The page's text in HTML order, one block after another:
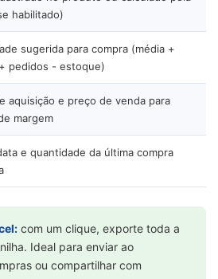
habilitado)
sugerida para compra (média +
pedidos - estoque)
aquisição e preço de venda para
margem
e quantidade da última compra
com um clique, exporte toda a
Ideal para enviar ao
ou compartilhar com